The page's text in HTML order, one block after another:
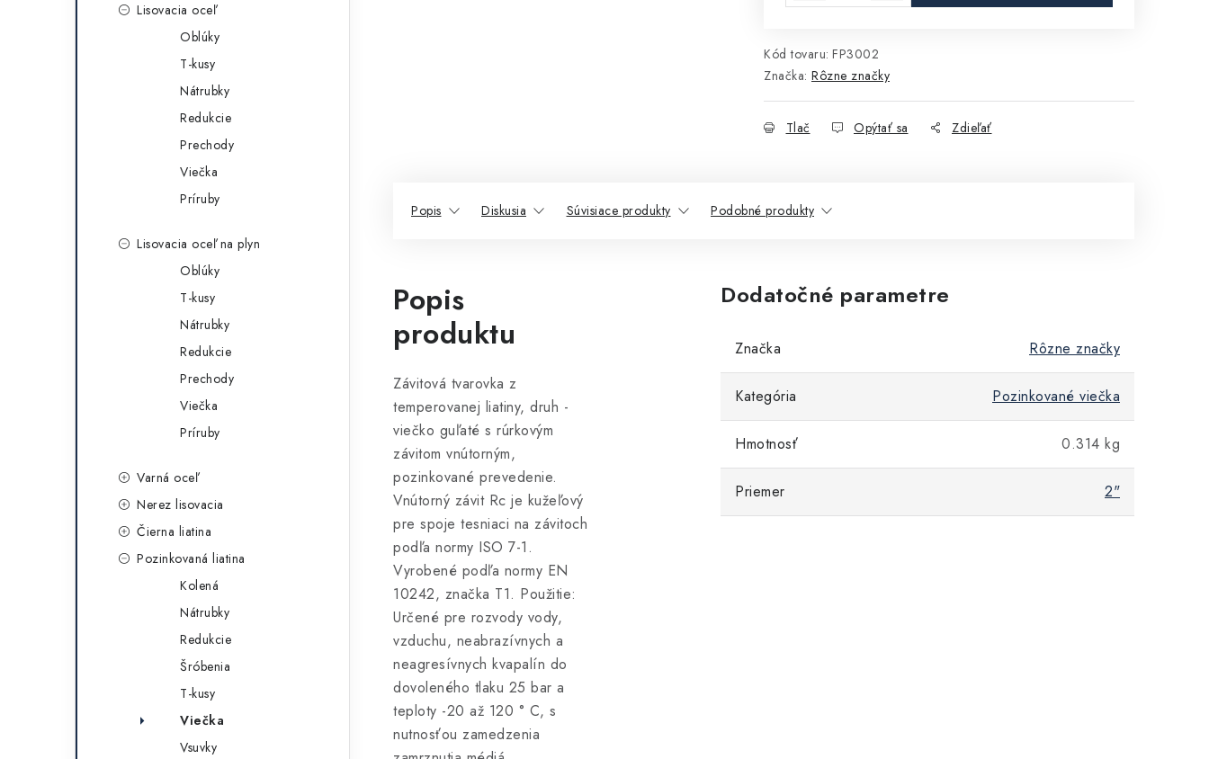
Lisovacia oceľ
Oblúky
T-kusy
Nátrubky
Redukcie
Prechody
Viečka
Príruby
Lisovacia oceľ na plyn
Oblúky
T-kusy
Nátrubky
Redukcie
Prechody
Viečka
Príruby
Varná oceľ
Nerez lisovacia
Čierna liatina
Pozinkovaná liatina
Kolená
Nátrubky
Redukcie
Šróbenia
T-kusy
Viečka
Vsuvky
Kód tovaru: FP3002
Značka: Rôzne značky
Tlač Opýtať sa Zdieľať
Popis Diskusia Súvisiace produkty Podobné produkty
Popis
produktu
Závitová tvarovka z
temperovanej liatiny, druh -
viečko guľaté s rúrkovým
závitom vnútorným,
pozinkované prevedenie.
Vnútorný závit Rc je kužeľový
pre spoje tesniaci na závitoch
podľa normy ISO 7-1.
Vyrobené podľa normy EN
10242, značka T1. Použitie:
Určené pre rozvody vody,
vzduchu, neabrazívnych a
neagresívnych kvapalín do
dovoleného tlaku 25 bar a
teploty -20 až 120 ° C, s
nutnosťou zamedzenia
Dodatočné parametre
Značka Rôzne značky
Kategória Pozinkované viečka
Hmotnosť 0.314 kg
Priemer 2"